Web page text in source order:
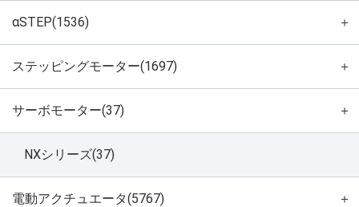
αSTEP(1536) ＋
ステッピングモーター(1697) ＋
サーボモーター(37) ＋
NXシリーズ(37)
電動アクチュエータ(5767) ＋